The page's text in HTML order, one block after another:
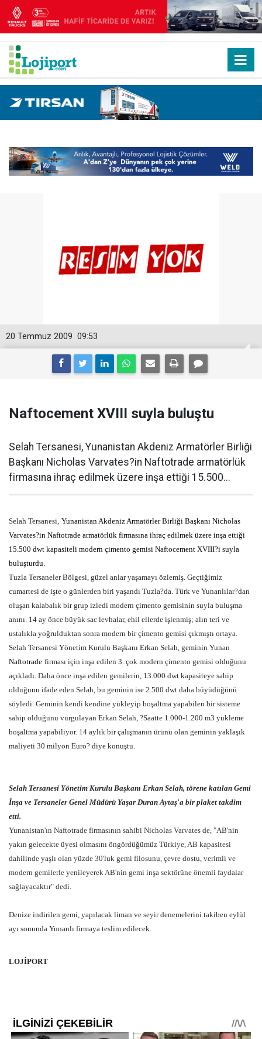
09:53
20 Temmuz 2009
Naftocement XVIII suyla buluştu
Selah Tersanesi, Yunanistan Akdeniz Armatörler Birliği
Başkanı Nicholas Varvates?in Naftotrade armatörlük
firmasına ihraç edilmek üzere inşa ettiği 15.500...
Selah Tersanesi, Yunanistan Akdeniz Armatörler Birliği Başkanı Nicholas
Varvates?in Naftotrade armatörlük firmasına ihraç edilmek üzere inşa ettiği
15.500 dwt kapasiteli modern çimento gemisi Naftocement XVIII?i suyla
buluşturdu.
Tuzla Tersaneler Bölgesi, güzel anlar yaşamayı özlemiş. Geçtiğimiz
cumartesi de işte o günlerden biri yaşandı Tuzla?da. Türk ve Yunanlılar?dan
oluşan kalabalık bir grup izledi modern çimento gemisinin suyla buluşma
anını. 14 ay önce büyük sac levhalar, ehil ellerde işlenmiş; alın teri ve
ustalıkla yoğrulduktan sonra modern bir çimento gemisi çıkmıştı ortaya.
Selah Tersanesi Yönetim Kurulu Başkanı Erkan Selah, geminin Yunan
Naftotrade firması için inşa edilen 3. çok modern çimento gemisi olduğunu
açıkladı. Daha önce inşa edilen gemilerin, 13.000 dwt kapasiteye sahip
olduğunu ifade eden Selah, bu geminin ise 2.500 dwt daha büyüdüğünü
söyledi. Geminin kendi kendine yükleyip boşaltma yapabilen bir sisteme
sahip olduğunu vurgulayan Erkan Selah, ?Saatte 1.000-1.200 m3 yükleme
boşaltma yapabiliyor. 14 aylık bir çalışmanın ürünü olan geminin yaklaşık
maliyeti 30 milyon Euro? diye konuştu.
Selah Tersanesi Yönetim Kurulu Başkanı Erkan Selah, törene katılan Gemi
İnşa ve Tersaneler Genel Müdürü Yaşar Duran Aytaş'a bir plaket takdim
etti.
Yunanistan'ın Naftotrade firmasının sahibi Nicholas Varvates de, "AB'nin
yakın gelecekte üyesi olmasını öngördüğümüz Türkiye, AB kapasitesi
dahilinde yaşlı olan yüzde 30'luk gemi filosunu, çevre dostu, verimli ve
modern gemilerle yenileyerek AB'nin gemi inşa sektörüne önemli faydalar
sağlayacaktır" dedi.
Denize indirilen gemi, yapılacak liman ve seyir denemelerini takiben eylül
ayı sonunda Yunanlı firmaya teslim edilecek.
LOJİPORT